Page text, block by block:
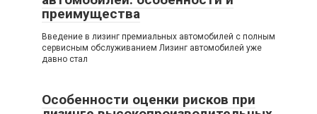
преимущества
Введение в лизинг премиальных автомобилей с полным
сервисным обслуживанием Лизинг автомобилей уже
давно стал
Особенности оценки рисков при